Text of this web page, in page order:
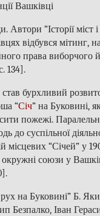
Вашківці
“Історії міст
відбувся мітинг,
права виборчого
134].
бурхливий
“Січ” на Буковині,
пожежі.
до суспільної
місцевих “Січей” у
окружні союзи у
на Буковині” Б.
Безпалко, Іван